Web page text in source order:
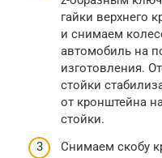
гайки верхнего
и снимаем
автомобиль на
изготовления.
стойки
от кронштейна
стойки.
Снимаем скобу